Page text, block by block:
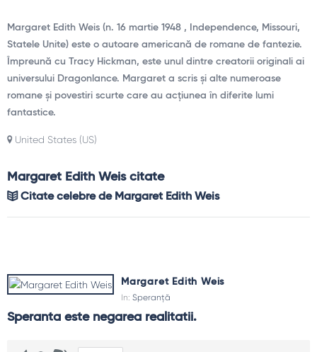
Margaret Edith Weis (n. 16 martie 1948 , Independence, Missouri,
Statele Unite) este o autoare americană de romane de fantezie.
Împreună cu Tracy Hickman, este unul dintre creatorii originali ai
universului Dragonlance. Margaret a scris și alte numeroase
romane și povestiri scurte care au acțiunea în diferite lumi
fantastice.
United States (US)
Margaret Edith Weis citate
Citate celebre de Margaret Edith Weis
Margaret Edith Weis
In: Speranță
Speranta este negarea realitatii.